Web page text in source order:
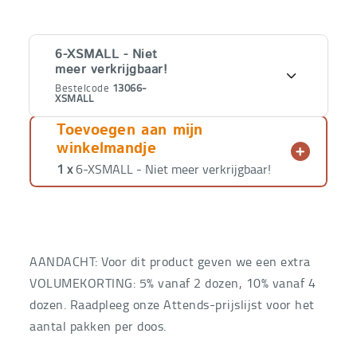
Varianten
6-XSMALL - Niet
meer verkrijgbaar!
Bestelcode 13066-
XSMALL
6-XSMALL - Niet
meer verkrijgbaar!
Bestelcode13066-
XSMALL
€ 14,60
MEDIUM - 18 st
Bestelcode 1306MEDIUM
€ 25,14
€ 17,60
LARGE - 18 st
Toevoegen aan mijn
winkelmandje
1 x6-XSMALL - Niet meer verkrijgbaar!
AANDACHT: Voor dit product geven we een extra
VOLUMEKORTING: 5% vanaf 2 dozen, 10% vanaf 4
dozen. Raadpleeg onze Attends-prijslijst voor het
aantal pakken per doos.